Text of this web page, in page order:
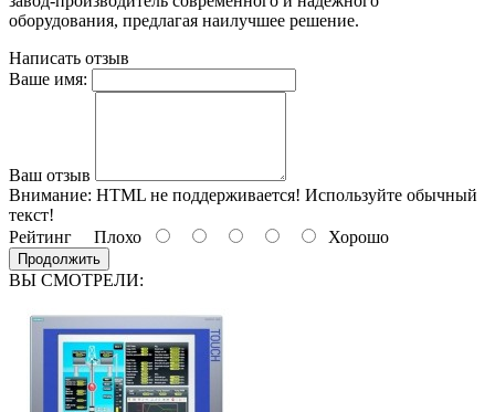
оборудования, предлагая наилучшее решение.
Написать отзыв
Ваше имя:
Ваш отзыв
Внимание: HTML не поддерживается! Используйте обычный
текст!
Рейтинг Плохо Хорошо
Продолжить
ВЫ СМОТРЕЛИ: